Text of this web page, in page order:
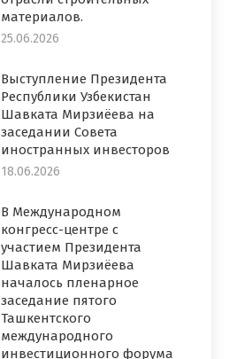
материалов.
25.06.2026
Выступление Президента
Республики Узбекистан
Шавката Мирзиёева на
заседании Совета
иностранных инвесторов
18.06.2026
В Международном
конгресс-центре с
участием Президента
Шавката Мирзиёева
началось пленарное
заседание пятого
Ташкентского
международного
инвестиционного форума